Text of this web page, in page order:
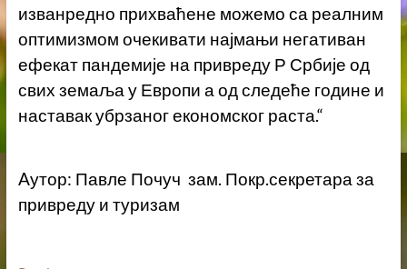
изванредно прихваћене можемо са реалним
оптимизмом очекивати најмањи негативан
ефекат пандемије на привреду Р Србије од
свих земаља у Европи а од следеће године и
наставак убрзаног економског раста.“
Aутор: Павле Почуч зам. Покр.секретара за
привреду и туризам